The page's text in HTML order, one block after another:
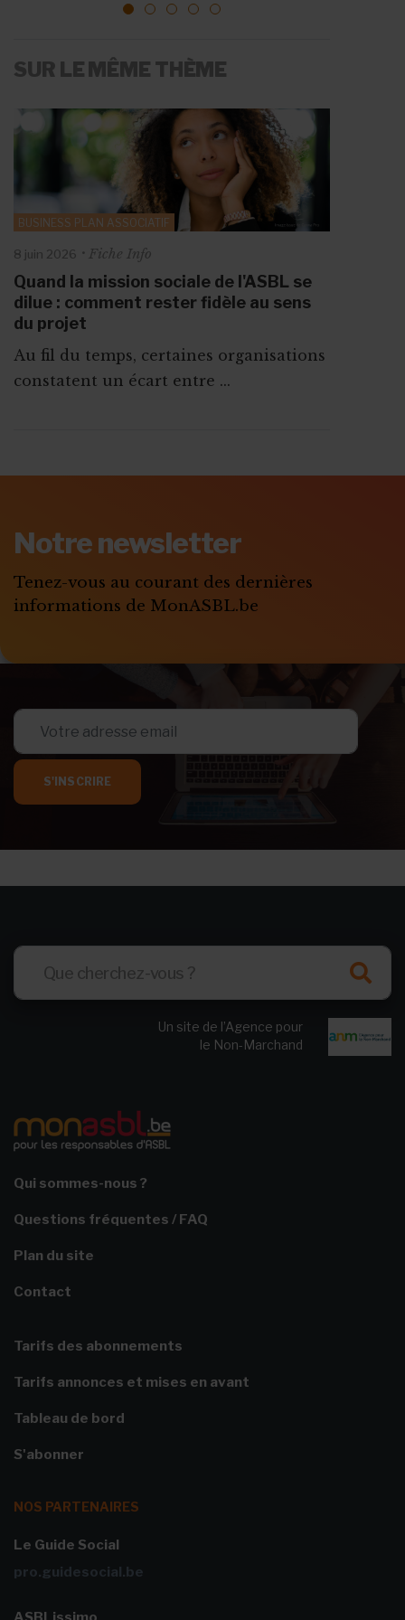
1 2 3 4
SUR LE MÊME THÈME
BUSINESS PLAN ASSOCIATIF
8 juin 2026 Fiche Info
Quand la mission sociale de l'ASBL se
dilue : comment rester fidèle au sens
du projet
Au fil du temps, certaines organisations
constatent un écart entre ...
S'ABONNER
Notre newsletter
Tenez-vous au courant des dernières
informations de MonASBL.be
S'INSCRIRE
Un site de l’Agence pour
le Non-Marchand
Qui sommes-nous ?
Questions fréquentes / FAQ
Plan du site
Contact
Tarifs des abonnements
Tarifs annonces et mises en avant
Tableau de bord
S'abonner
NOS PARTENAIRES
Le Guide Social
pro.guidesocial.be